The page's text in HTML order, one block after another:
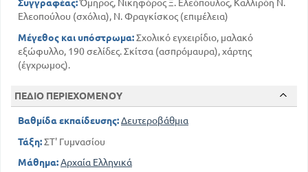
Συγγραφέας:Όμηρος, Νικηφόρος Ξ. Ελεόπουλος, Καλλιρόη Ν.
Ελεοπούλου (σχόλια), Ν. Φραγκίσκος (επιμέλεια)
Μέγεθος και υπόστρωμα:Σχολικό εγχειρίδιο, μαλακό
εξώφυλλο, 190 σελίδες. Σκίτσα (ασπρόμαυρα), χάρτης
(έγχρωμος).
ΠΕΔΙΟ ΠΕΡΙΕΧΟΜΕΝΟΥ
Βαθμίδα εκπαίδευσης:Δευτεροβάθμια
Τάξη:ΣΤ' Γυμνασίου
Μάθημα:Αρχαία Ελληνικά